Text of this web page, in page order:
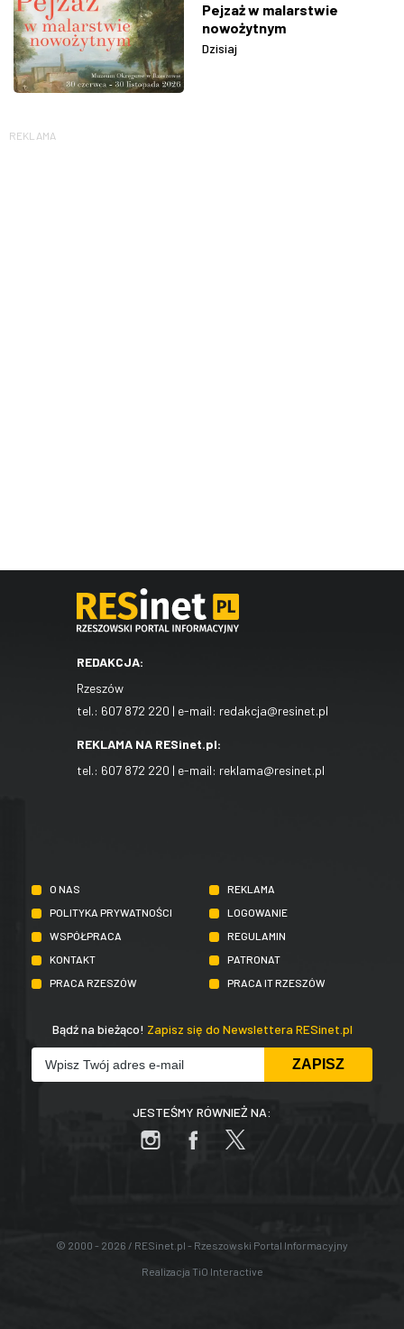
Pejzaż w malarstwie
nowożytnym
Dzisiaj
REKLAMA
REDAKCJA:
Rzeszów
tel.: 607 872 220 | e-mail: redakcja@resinet.pl
REKLAMA NA RESinet.pl:
tel.: 607 872 220 | e-mail: reklama@resinet.pl
O NAS
REKLAMA
POLITYKA PRYWATNOŚCI
LOGOWANIE
WSPÓŁPRACA
REGULAMIN
KONTAKT
PATRONAT
PRACA RZESZÓW
PRACA IT RZESZÓW
Bądź na bieżąco! Zapisz się do Newslettera RESinet.pl
JESTEŚMY RÓWNIEŻ NA:
© 2000 - 2026 / RESinet.pl - Rzeszowski Portal Informacyjny
Realizacja TiO Interactive